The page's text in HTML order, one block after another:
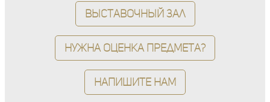
Выставочный зал
Нужна оценка предмета?
Напишите нам